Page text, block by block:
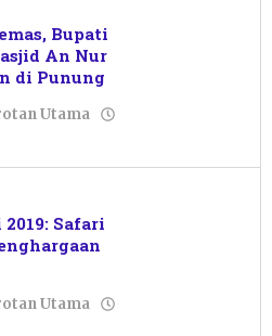
Bupati
An Nur
di Punung
Utama
Safari
Utama